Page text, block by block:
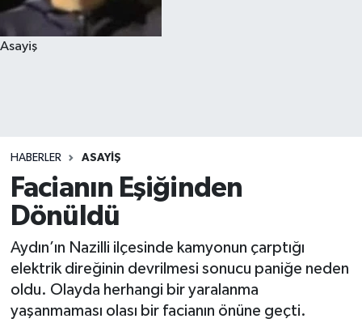
Asayiş
HABERLER ASAYIŞ
Facianın Eşiğinden
Dönüldü
Aydın’ın Nazilli ilçesinde kamyonun çarptığı
elektrik direğinin devrilmesi sonucu paniğe neden
oldu. Olayda herhangi bir yaralanma
yaşanmaması olası bir facianın önüne geçti.